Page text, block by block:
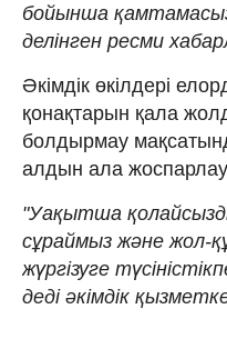
бойынша
делінген ресми
Әкімдік өкілдері
қонақтарын қала
болдырмау
алдын ала
"Уақытша
сұраймыз және жол-
жүргізуге
деді әкімдік